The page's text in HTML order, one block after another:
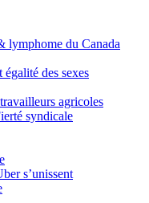
lymphome du Canada
des sexes
agricoles
syndicale
s’unissent